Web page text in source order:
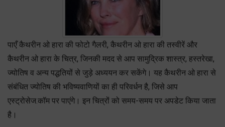
पाएँ कैथरीन ओ हारा की फोटो गैलरी, कैथरीन ओ हारा की तस्वीरें और
कैथरीन ओ हारा के चित्र, जिनकी मदद से आप सामुद्रिक शास्त्र, हस्तरेखा,
ज्योतिष व अन्य पद्धतियों से जुड़े अध्ययन कर सकेंगे। यह कैथरीन ओ हारा से
संबंधित ज्योतिष की भविष्यवाणियों का ही परिवर्धन है, जिसे आप
एस्ट्रोसेज.कॉम पर पाएंगे। इन चित्रों को समय-समय पर अपडेट किया जाता
है।